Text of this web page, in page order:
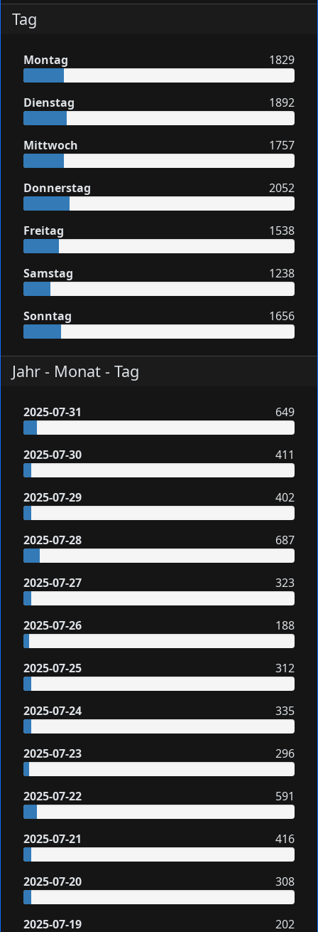
Tag
Montag 1829
Dienstag 1892
Mittwoch 1757
Donnerstag 2052
Freitag 1538
Samstag 1238
Sonntag 1656
Jahr - Monat - Tag
2025-07-31 649
2025-07-30 411
2025-07-29 402
2025-07-28 687
2025-07-27 323
2025-07-26 188
2025-07-25 312
2025-07-24 335
2025-07-23 296
2025-07-22 591
2025-07-21 416
2025-07-20 308
2025-07-19 202